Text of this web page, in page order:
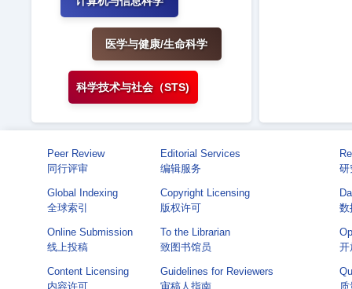
医学与健康/生命科学
科学技术与社会（STS)
Peer Review
同行评审
Editorial Services
编辑服务
研
Global Indexing
全球索引
Copyright Licensing
版权许可
数
Online Submission
线上投稿
To the Librarian
致图书馆员
开
Content Licensing
内容许可
Guidelines for Reviewers
审稿人指南